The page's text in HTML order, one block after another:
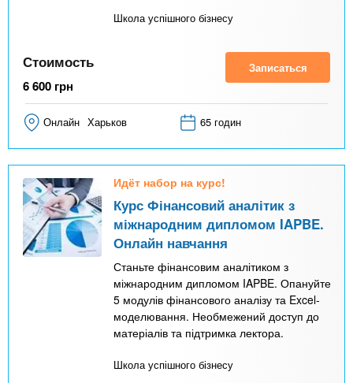
Школа успішного бізнесу
Стоимость
6 600 грн
Записаться
Онлайн Харьков 65 годин
Идёт набор на курс!
Курс Фінансовий аналітик з
міжнародним дипломом IAPBE.
Онлайн навчання
Станьте фінансовим аналітиком з
міжнародним дипломом IAPBE. Опануйте
5 модулів фінансового аналізу та Excel-
моделювання. Необмежений доступ до
матеріалів та підтримка лектора.
Школа успішного бізнесу